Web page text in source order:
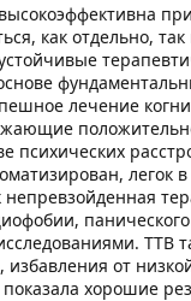
как отдельно,
лечение
психических
ТТВ
избавления от
показала хорошие